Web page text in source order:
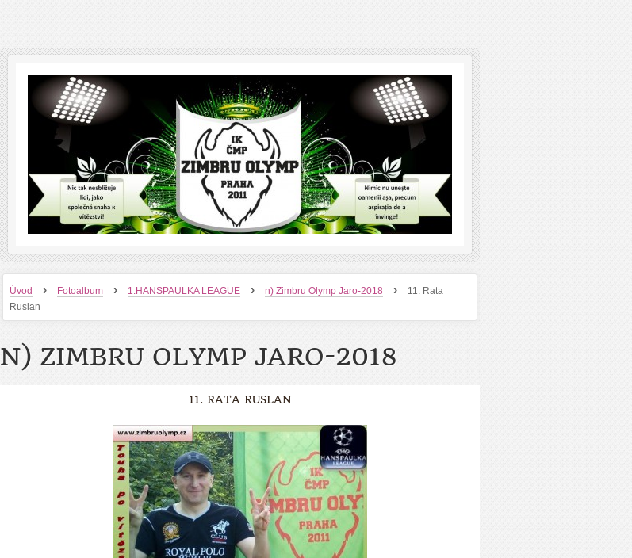
Úvod › Fotoalbum › 1.HANSPAULKA LEAGUE › n) Zimbru Olymp Jaro-2018 ›
11. Rata
Ruslan
N) ZIMBRU OLYMP JARO-2018
11. RATA RUSLAN